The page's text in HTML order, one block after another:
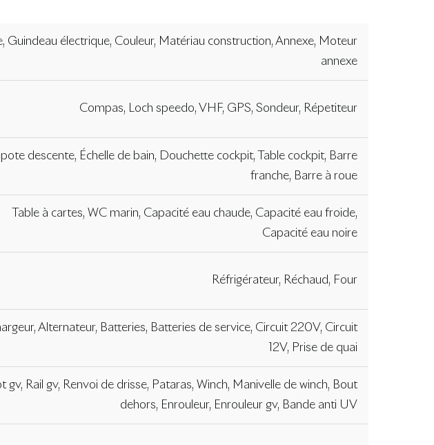
Guindeau électrique, Couleur, Matériau construction, Annexe, Moteur
annexe
Compas, Loch speedo, VHF, GPS, Sondeur, Répetiteur
descente, Échelle de bain, Douchette cockpit, Table cockpit, Barre
franche, Barre à roue
Table à cartes, WC marin, Capacité eau chaude, Capacité eau froide,
Capacité eau noire
Réfrigérateur, Réchaud, Four
Alternateur, Batteries, Batteries de service, Circuit 220V, Circuit
12V, Prise de quai
gv, Rail gv, Renvoi de drisse, Pataras, Winch, Manivelle de winch, Bout
dehors, Enrouleur, Enrouleur gv, Bande anti UV